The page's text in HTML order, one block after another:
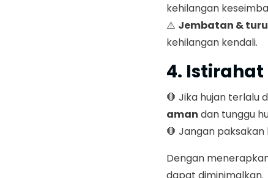
kehilangan
⚠️ Jembatan &
kehilangan kendali.
4.
🛑 Jika hujan terlalu
aman dan tunggu
🛑 Jangan
Dengan
dapat diminimalkan.